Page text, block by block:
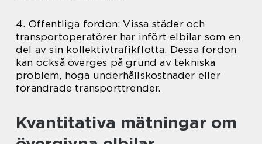
4. Offentliga fordon: Vissa städer och
transportoperatörer har infört elbilar som en
del av sin kollektivtrafikflotta. Dessa fordon
kan också överges på grund av tekniska
problem, höga underhållskostnader eller
förändrade transporttrender.
Kvantitativa mätningar om